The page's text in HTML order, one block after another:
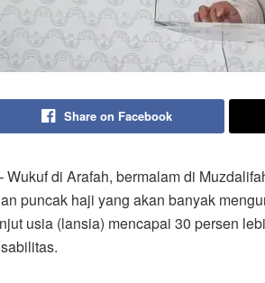
Share on Facebook
Wukuf di Arafah, bermalam di
puncak haji yang akan banyak
usia (lansia) mencapai 30 persen